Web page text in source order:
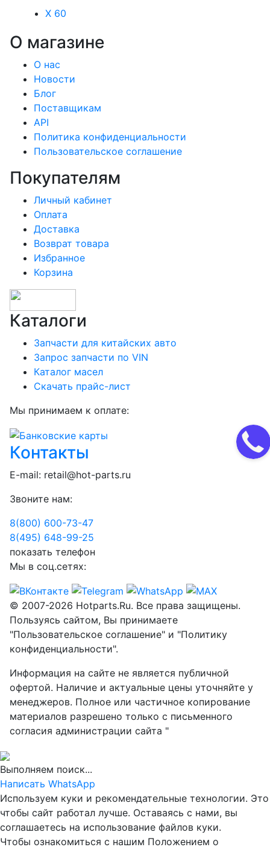
X 60
О магазине
О нас
Новости
Блог
Поставщикам
API
Политика конфиденциальности
Пользовательское соглашение
Покупателям
Личный кабинет
Оплата
Доставка
Возврат товара
Избранное
Корзина
Каталоги
Запчасти для китайских авто
Запрос запчасти по VIN
Каталог масел
Скачать прайс-лист
Мы принимаем к оплате:
Контакты
E-mail: retail@hot-parts.ru
Звоните нам:
8(800) 600-73-47
8(495) 648-99-25
показать телефон
Мы в соц.сетях:
© 2007-2026 Hotparts.Ru. Все права защищены.
Пользуясь сайтом, Вы принимаете
"Пользовательское соглашение" и "Политику
конфиденциальности".
Информация на сайте не является публичной
офертой. Наличие и актуальные цены уточняйте у
менеджеров. Полное или частичное копирование
материалов разрешено только с письменного
согласия администрации сайта "
Выполняем поиск...
Написать WhatsApp
Используем куки и рекомендательные технологии. Это
чтобы сайт работал лучше. Оставаясь с нами, вы
соглашаетесь на использование файлов куки.
Чтобы ознакомиться с нашим Положением о